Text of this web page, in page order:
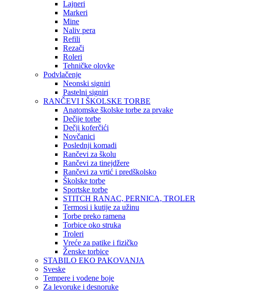
Lajneri
Markeri
Mine
Naliv pera
Refili
Rezači
Roleri
Tehničke olovke
Podvlačenje
Neonski signiri
Pastelni signiri
RANČEVI I ŠKOLSKE TORBE
Anatomske školske torbe za prvake
Dečije torbe
Dečji koferčići
Novčanici
Poslednji komadi
Rančevi za školu
Rančevi za tinejdžere
Rančevi za vrtić i predškolsko
Školske torbe
Sportske torbe
STITCH RANAC, PERNICA, TROLER
Termosi i kutije za užinu
Torbe preko ramena
Torbice oko struka
Troleri
Vreće za patike i fizičko
Ženske torbice
STABILO EKO PAKOVANJA
Sveske
Tempere i vodene boje
Za levoruke i desnoruke